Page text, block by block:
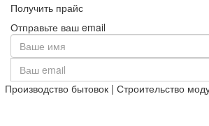
Получить прайс
Отправьте ваш email
Производство бытовок | Строительство